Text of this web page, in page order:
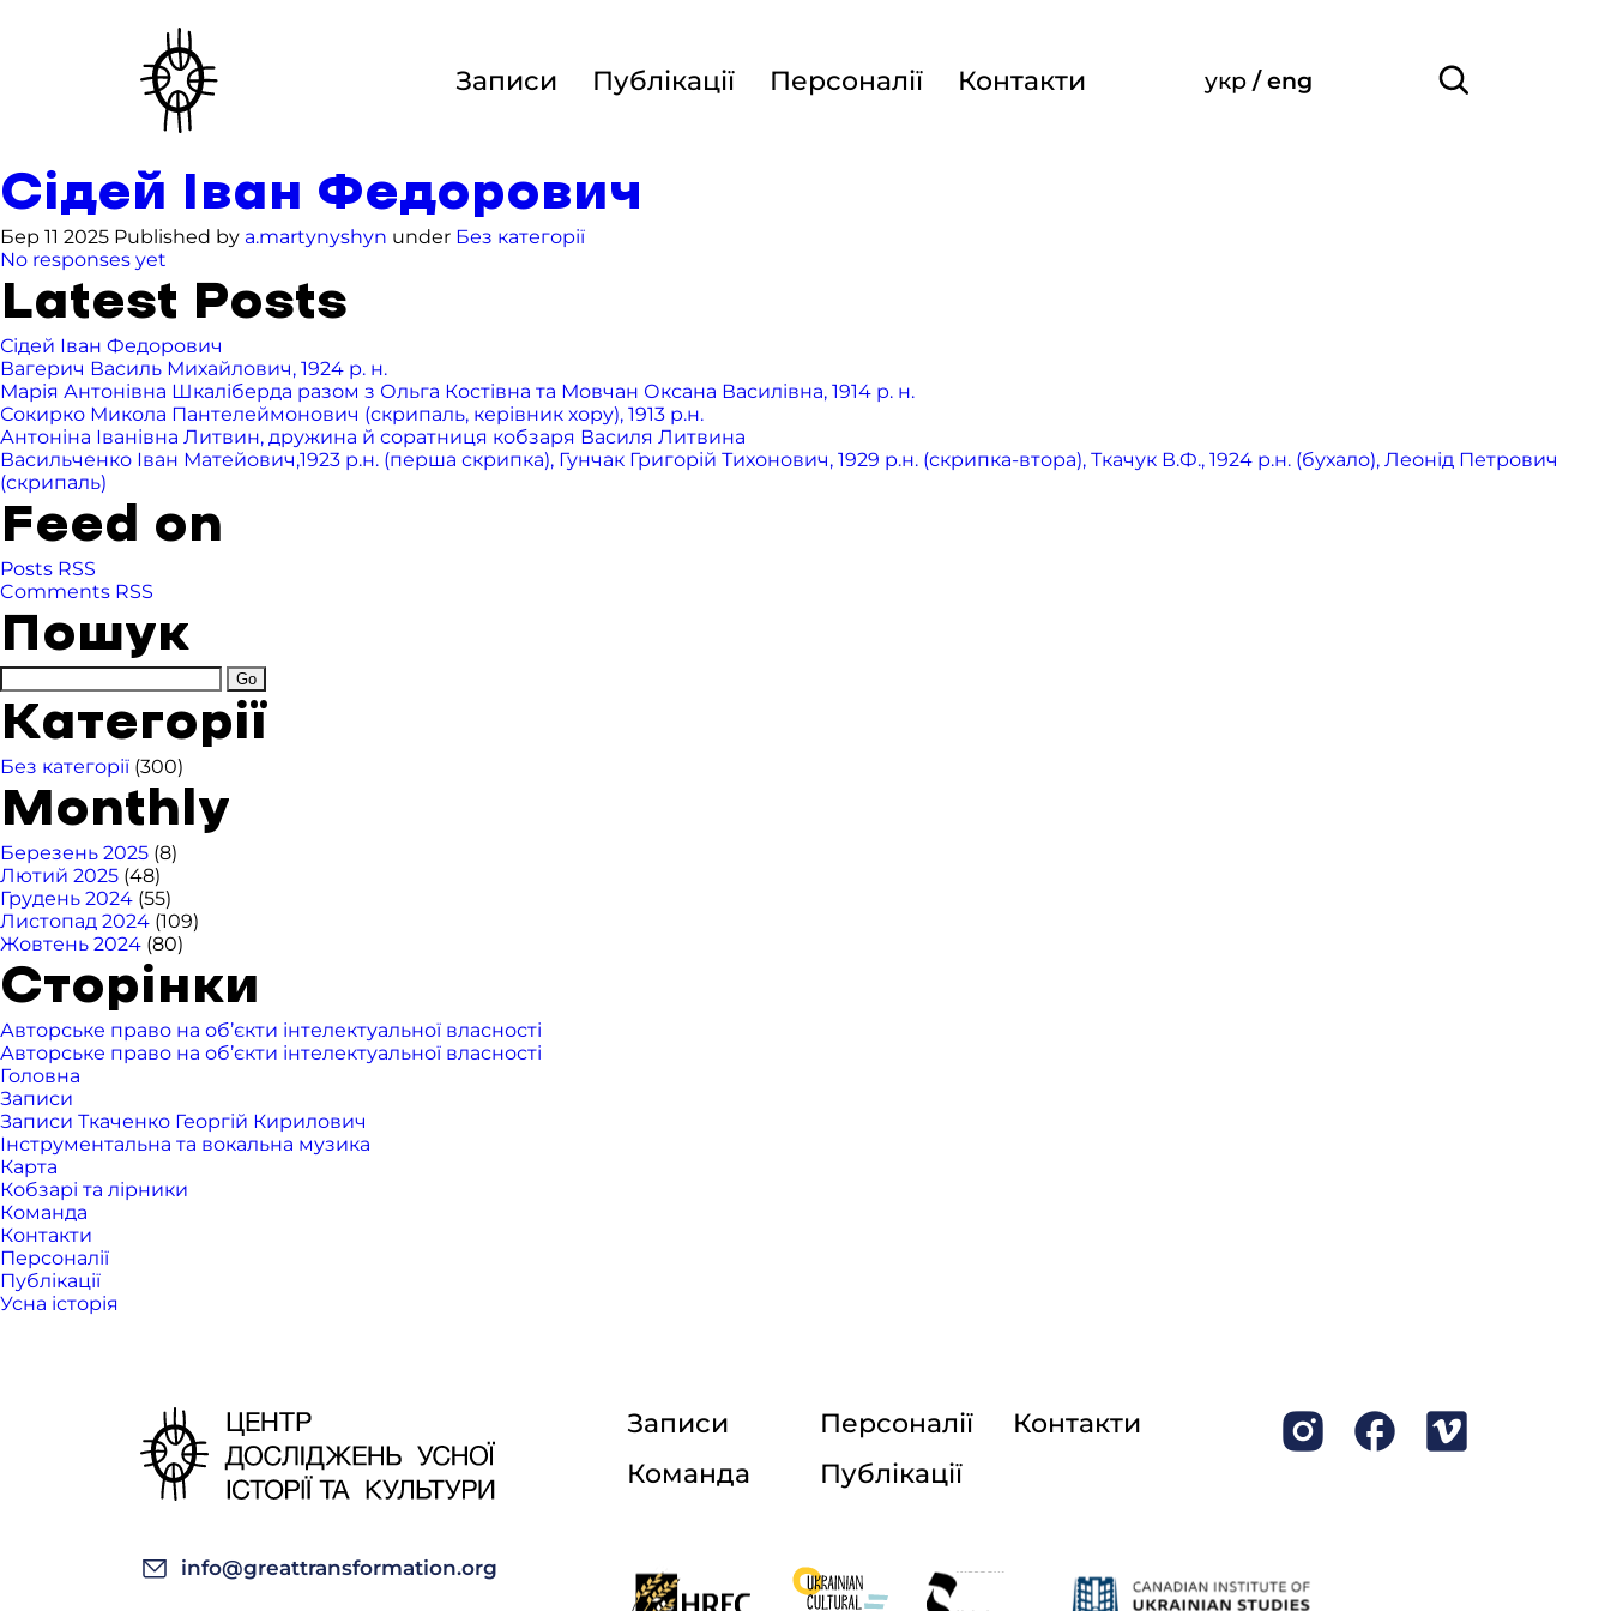
Записи Публікації Персоналії Контакти укр / eng
Сідей Іван Федорович
Бер 11 2025 Published by a.martynyshyn under Без категорії
No responses yet
Latest Posts
Сідей Іван Федорович
Вагерич Василь Михайлович, 1924 р. н.
Марія Антонівна Шкаліберда разом з Ольга Костівна та Мовчан Оксана Василівна, 1914 р. н.
Сокирко Микола Пантелеймонович (скрипаль, керівник хору), 1913 р.н.
Антоніна Іванівна Литвин, дружина й соратниця кобзаря Василя Литвина
Васильченко Іван Матейович,1923 р.н. (перша скрипка), Гунчак Григорій Тихонович, 1929 р.н. (скрипка-втора), Ткачук В.Ф., 1924 р.н. (бухало), Леонід Петрович
(скрипаль)
Feed on
Posts RSS
Comments RSS
Пошук
Категорії
Без категорії (300)
Monthly
Березень 2025 (8)
Лютий 2025 (48)
Грудень 2024 (55)
Листопад 2024 (109)
Жовтень 2024 (80)
Сторінки
Авторське право на об’єкти інтелектуальної власності
Авторське право на об’єкти інтелектуальної власності
Головна
Записи
Записи Ткаченко Георгій Кирилович
Інструментальна та вокальна музика
Карта
Кобзарі та лірники
Команда
Контакти
Персоналії
Публікації
Усна історія
Записи
Команда
Персоналії
Публікації
Контакти
info@greattransformation.org